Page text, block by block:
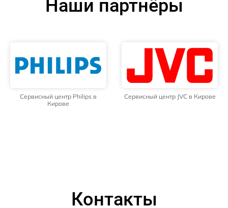
Наши партнёры
Сервисный центр Philips в
Кирове
Сервисный центр JVC в Кирове
Контакты